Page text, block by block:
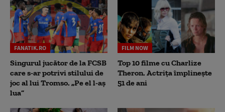
FANATIK.RO
Singurul jucător de la FCSB
care s-ar potrivi stilului de
joc al lui Tromso. „Pe el l-aș
lua”
FILM NOW
Top 10 filme cu Charlize
Theron. Actrița împlinește
51 de ani